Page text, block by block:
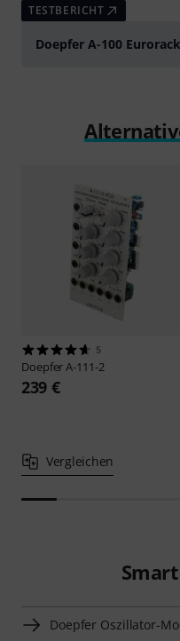
TESTBERICHT
Doepfer A-100 Eurorack
5
DoepferA-111-2
239 €
Vergleichen
Doepfer Oszillator-